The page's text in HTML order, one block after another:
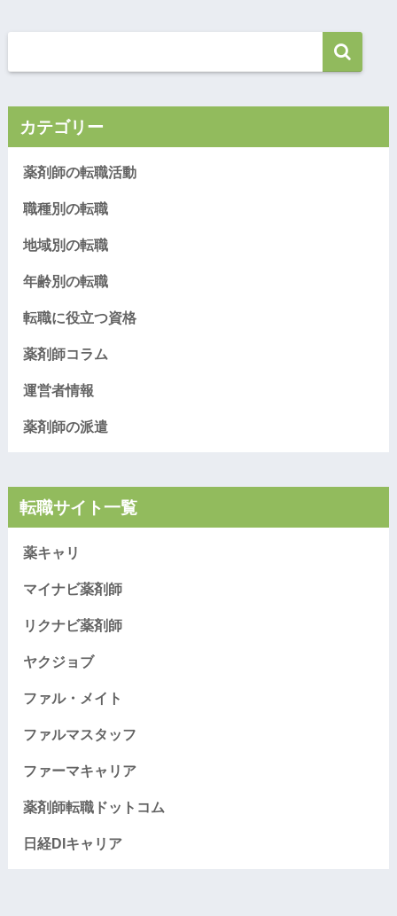
カテゴリー
薬剤師の転職活動
職種別の転職
地域別の転職
年齢別の転職
転職に役立つ資格
薬剤師コラム
運営者情報
薬剤師の派遣
転職サイト一覧
薬キャリ
マイナビ薬剤師
リクナビ薬剤師
ヤクジョブ
ファル・メイト
ファルマスタッフ
ファーマキャリア
薬剤師転職ドットコム
日経DIキャリア